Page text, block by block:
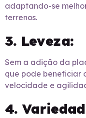
adaptando-se
terrenos.
3. Leveza:
Sem a adição da
que pode beneficiar
velocidade e
4.